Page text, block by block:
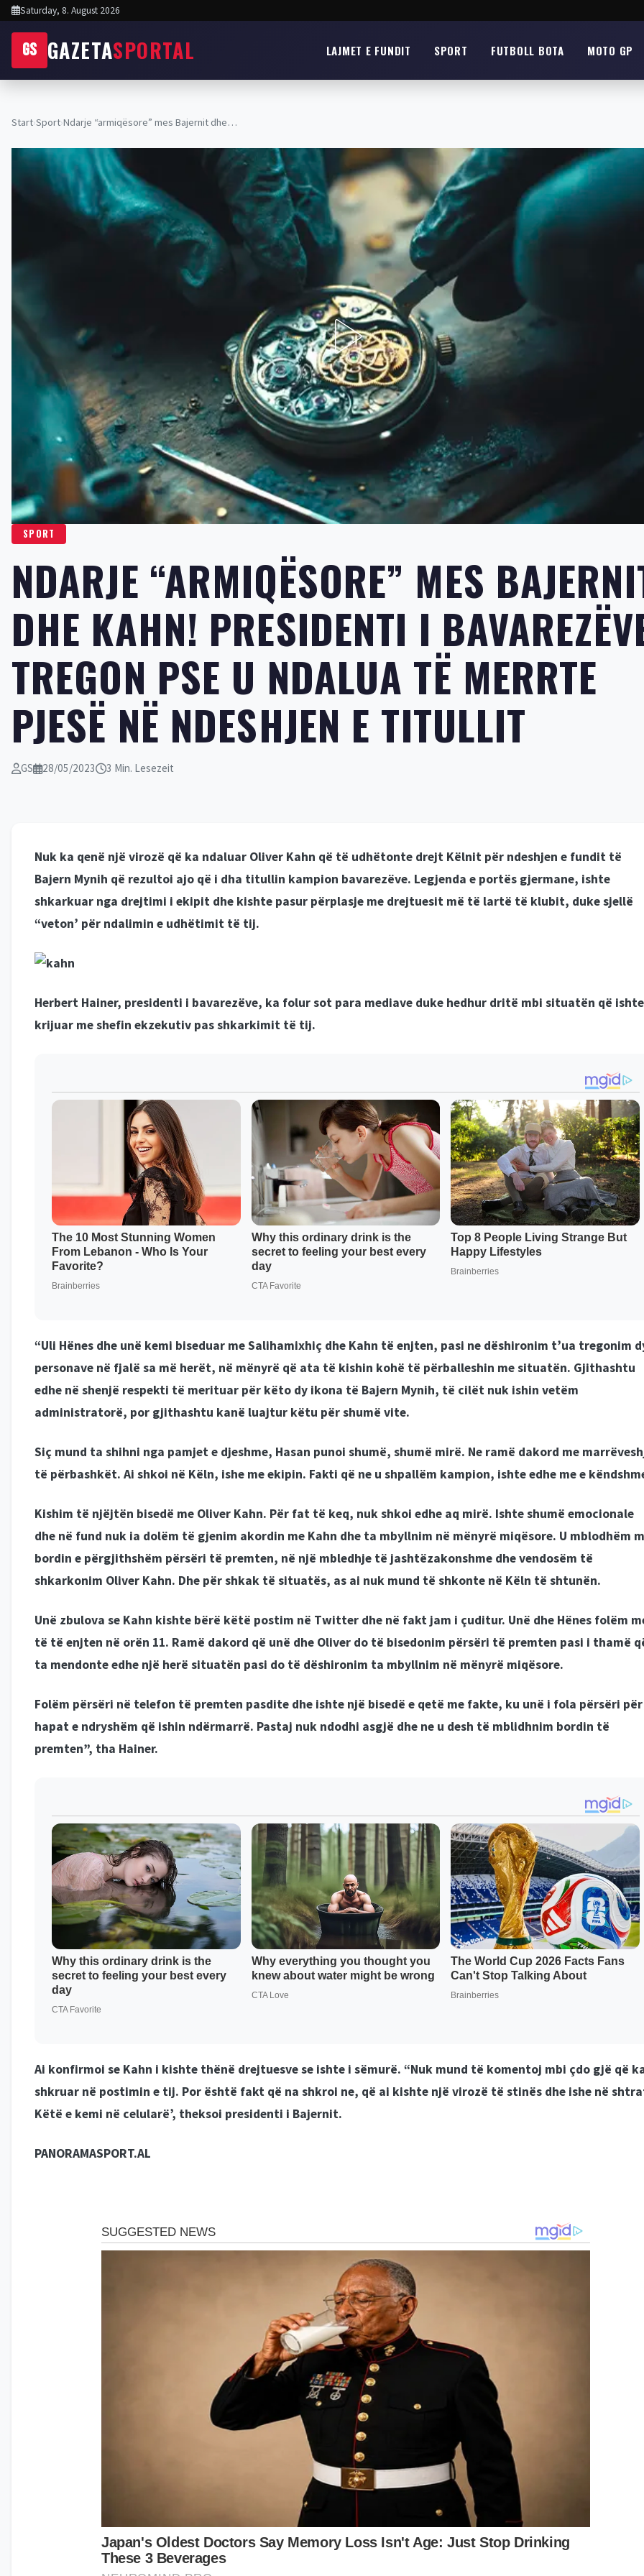
Saturday, 8. August 2026
GS GAZETASPORTAL LAJMET E FUNDIT SPORT FUTBOLL BOTA MOTO GP
Start›Sport›Ndarje “armiqësore” mes Bajernit dhe…
SPORT
NDARJE “ARMIQËSORE” MES
DHE KAHN! PRESIDENTI I
TREGON PSE U NDALUA TË MERRTE
PJESË NË NDESHJEN E TITULLIT
GS 28/05/2023 3 Min. Lesezeit
Nuk ka qenë një virozë që ka ndaluar Oliver Kahn që të udhëtonte drejt Këlnit për ndeshjen e fundit të
Bajern Mynih që rezultoi ajo që i dha titullin kampion bavarezëve. Legjenda e portës gjermane, ishte
shkarkuar nga drejtimi i ekipit dhe kishte pasur përplasje me drejtuesit më të lartë të klubit, duke sjellë
“veton’ për ndalimin e udhëtimit të tij.
Herbert Hainer, presidenti i bavarezëve, ka folur sot para mediave duke hedhur dritë mbi situatën që ishte
krijuar me shefin ekzekutiv pas shkarkimit të tij.
“Uli Hënes dhe unë kemi biseduar me Salihamixhiç dhe Kahn të enjten, pasi ne dëshironim t’ua tregonim
personave në fjalë sa më herët, në mënyrë që ata të kishin kohë të përballeshin me situatën. Gjithashtu
edhe në shenjë respekti të merituar për këto dy ikona të Bajern Mynih, të cilët nuk ishin vetëm
administratorë, por gjithashtu kanë luajtur këtu për shumë vite.
Siç mund ta shihni nga pamjet e djeshme, Hasan punoi shumë, shumë mirë. Ne ramë dakord me
të përbashkët. Ai shkoi në Këln, ishe me ekipin. Fakti që ne u shpallëm kampion, ishte edhe me e
Kishim të njëjtën bisedë me Oliver Kahn. Për fat të keq, nuk shkoi edhe aq mirë. Ishte shumë emocionale
dhe në fund nuk ia dolëm të gjenim akordin me Kahn dhe ta mbyllnim në mënyrë miqësore. U mblodhëm
bordin e përgjithshëm përsëri të premten, në një mbledhje të jashtëzakonshme dhe vendosëm të
shkarkonim Oliver Kahn. Dhe për shkak të situatës, as ai nuk mund të shkonte në Këln të shtunën.
Unë zbulova se Kahn kishte bërë këtë postim në Twitter dhe në fakt jam i çuditur. Unë dhe Hënes folëm
të të enjten në orën 11. Ramë dakord që unë dhe Oliver do të bisedonim përsëri të premten pasi i thamë
ta mendonte edhe një herë situatën pasi do të dëshironim ta mbyllnim në mënyrë miqësore.
Folëm përsëri në telefon të premten pasdite dhe ishte një bisedë e qetë me fakte, ku unë i fola përsëri për
hapat e ndryshëm që ishin ndërmarrë. Pastaj nuk ndodhi asgjë dhe ne u desh të mblidhnim bordin të
premten”, tha Hainer.
Ai konfirmoi se Kahn i kishte thënë drejtuesve se ishte i sëmurë. “Nuk mund të komentoj mbi çdo gjë që
shkruar në postimin e tij. Por është fakt që na shkroi ne, që ai kishte një virozë të stinës dhe ishe në
Këtë e kemi në celularë’, theksoi presidenti i Bajernit.
PANORAMASPORT.AL